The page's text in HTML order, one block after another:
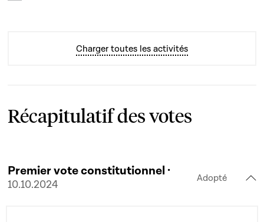
Charger toutes les activités
Récapitulatif des votes
Premier vote constitutionnel ·
10.10.2024
Adopté